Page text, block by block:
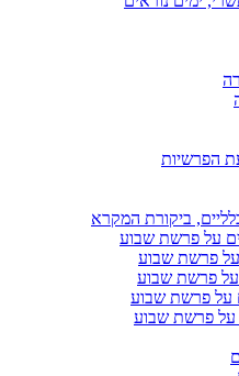
הפרשיות
ביקורת המקרא
על פרשת שבוע
פרשת שבוע
פרשת שבוע
על פרשת שבוע
על פרשת שבוע